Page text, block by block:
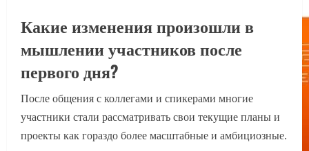
Какие изменения произошли в
мышлении участников после
первого дня?
После общения с коллегами и спикерами многие
участники стали рассматривать свои текущие планы и
проекты как гораздо более масштабные и амбициозные.